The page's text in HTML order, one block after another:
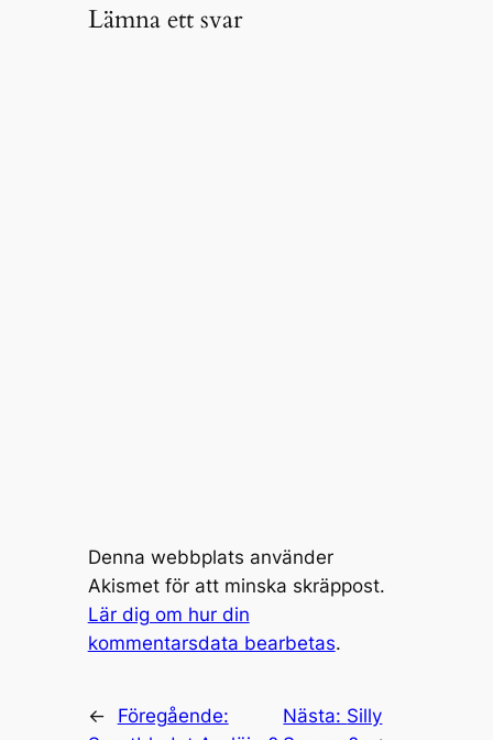
Lämna ett svar
Denna webbplats använder
Akismet för att minska skräppost.
Lär dig om hur din
kommentarsdata bearbetas.
←
Föregående:
Nästa: Silly